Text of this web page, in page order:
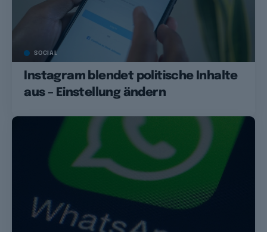
SOCIAL
Instagram blendet politische Inhalte
aus – Einstellung ändern